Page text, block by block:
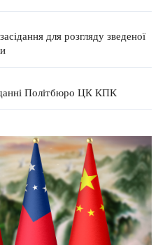
для розгляду зведеної
Політбюро ЦК КПК